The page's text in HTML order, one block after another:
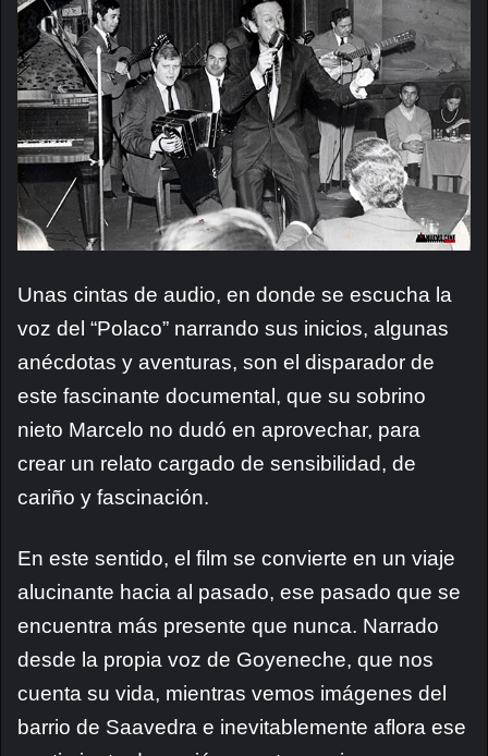
Unas cintas de audio, en donde se escucha la
voz del “Polaco” narrando sus inicios, algunas
anécdotas y aventuras, son el disparador de
este fascinante documental, que su sobrino
nieto Marcelo no dudó en aprovechar, para
crear un relato cargado de sensibilidad, de
cariño y fascinación.
En este sentido, el film se convierte en un viaje
alucinante hacia al pasado, ese pasado que se
encuentra más presente que nunca. Narrado
desde la propia voz de Goyeneche, que nos
cuenta su vida, mientras vemos imágenes del
barrio de Saavedra e inevitablemente aflora ese